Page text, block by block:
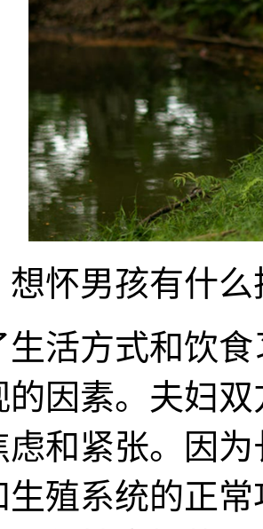
男孩有什么
方式和饮食
的因素。夫妇
虑和紧张。因
生殖系统的正